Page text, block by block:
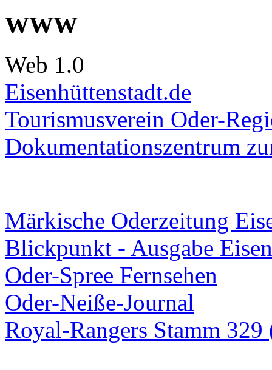
WWW
Web 1.0
Eisenhüttenstadt.de
Tourismusverein Oder-
Dokumentationszentrum
Märkische Oderzeitung
Blickpunkt - Ausgabe
Oder-Spree Fernsehen
Oder-Neiße-Journal
Royal-Rangers Stamm